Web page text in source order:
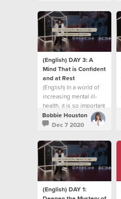
(English) DAY 3: A
Mind That is Confident
and at Rest
(English) In a world of
increasing mental ill-
health, it is so important
to have a mind that is
confident and at rest.
Bobbie Houston
Dec 7 2020
(English) DAY 1: